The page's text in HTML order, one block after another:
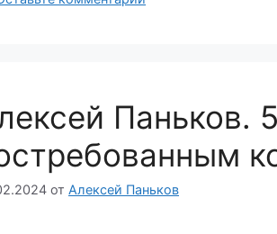
Паньков.
от Алексей Паньков